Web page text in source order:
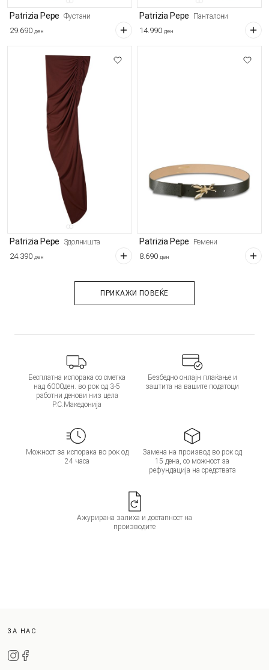
Patrizia Pepe Фустани
29.690 ден
Patrizia Pepe Панталони
14.990 ден
Patrizia Pepe Здолништа
24.390 ден
Patrizia Pepe Ремени
8.690 ден
ПРИКАЖИ ПОВЕЌЕ
Бесплатна испорака со сметка
над 6000ден. во рок од 3-5
работни денови низ цела
Р.С.Македонија
Безбедно онлајн плаќање и
заштита на вашите податоци
Можност за испорака во рок од
24 часа
Замена на производ во рок од
15 дена, со можност за
рефундација на средствата
Ажурирана залиха и достапност на
производите
ЗА НАС